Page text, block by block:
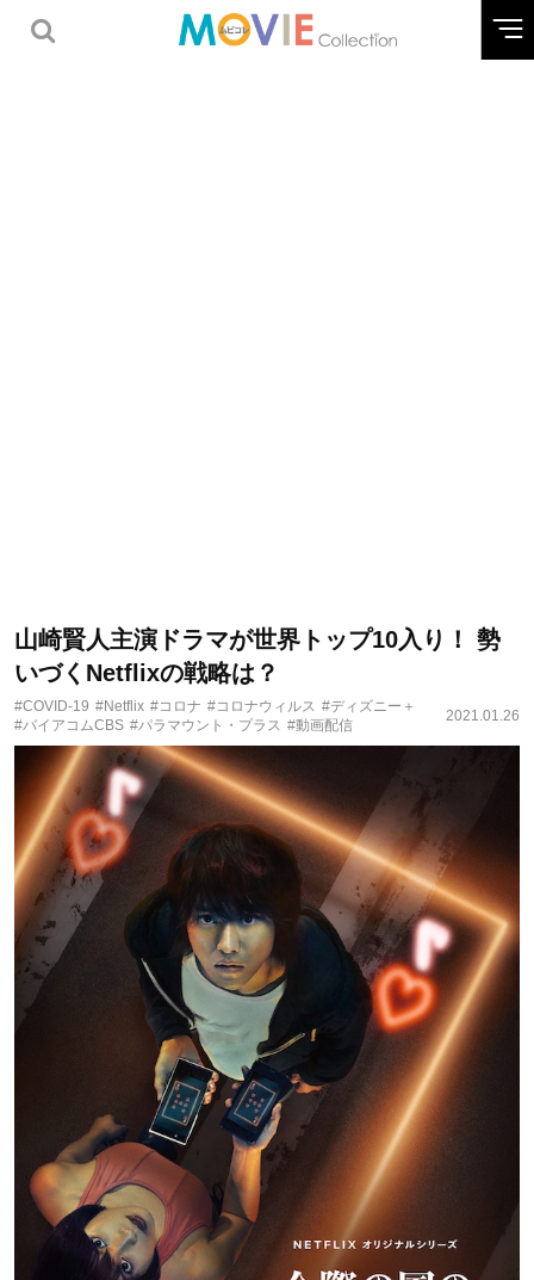
山崎賢人主演ドラマが世界トップ10入り！ 勢
いづくNetflixの戦略は？
#COVID-19 #Netflix #コロナ #コロナウィルス #ディズニー＋
#バイアコムCBS #パラマウント・プラス #動画配信
2021.01.26